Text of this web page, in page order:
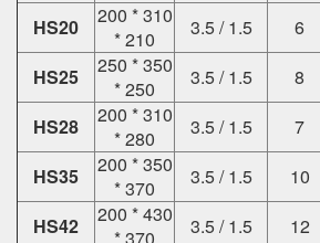
HS20
200 * 310
* 210
3.5 / 1.5 6
HS25
250 * 350
* 250
3.5 / 1.5
8
HS28
200 * 310
* 280
3.5 / 1.5
7
HS35
200 * 350
* 370
3.5 / 1.5
10
HS42
200 * 430
* 370
3.5 / 1.5
12